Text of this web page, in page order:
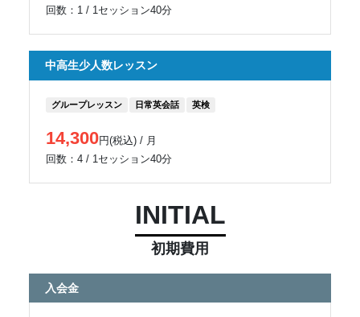
回数：1 / 1セッション40分
中高生少人数レッスン
グループレッスン 日常英会話 英検
14,300円(税込) / 月
回数：4 / 1セッション40分
INITIAL
初期費用
入会金